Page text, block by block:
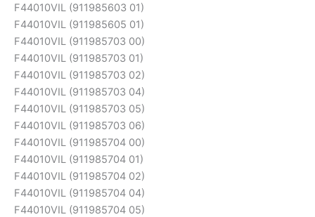
F44010VIL (911985603 01)
F44010VIL (911985605 01)
F44010VIL (911985703 00)
F44010VIL (911985703 01)
F44010VIL (911985703 02)
F44010VIL (911985703 04)
F44010VIL (911985703 05)
F44010VIL (911985703 06)
F44010VIL (911985704 00)
F44010VIL (911985704 01)
F44010VIL (911985704 02)
F44010VIL (911985704 04)
F44010VIL (911985704 05)